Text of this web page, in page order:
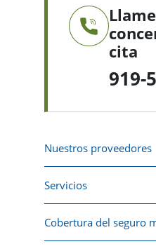
cita
919-
Nuestros proveedores
Servicios
Cobertura del seguro